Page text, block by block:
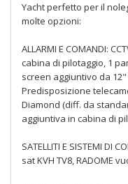
Yacht perfetto per il
molte opzioni:
ALLARMI E COMANDI:
cabina di pilotaggio, 1
screen aggiuntivo da
Predisposizione
Diamond (diff. da
aggiuntiva in cabina di
SATELLITI E SISTEMI DI
sat KVH TV8, RADOME